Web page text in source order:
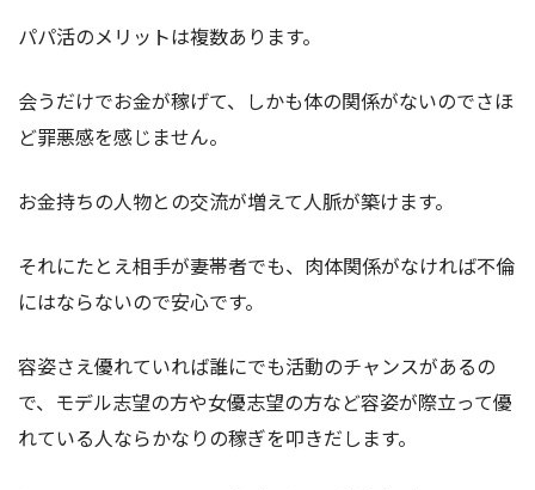
パパ活のメリットは複数あります。
会うだけでお金が稼げて、しかも体の関係がないのでさほ
ど罪悪感を感じません。
お金持ちの人物との交流が増えて人脈が築けます。
それにたとえ相手が妻帯者でも、肉体関係がなければ不倫
にはならないので安心です。
容姿さえ優れていれば誰にでも活動のチャンスがあるの
で、モデル志望の方や女優志望の方など容姿が際立って優
れている人ならかなりの稼ぎを叩きだします。